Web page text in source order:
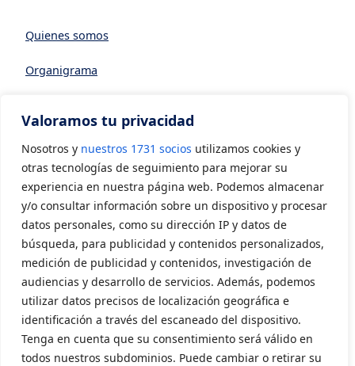
Valoramos tu privacidad
Nosotros y nuestros 1731 socios utilizamos cookies y
otras tecnologías de seguimiento para mejorar su
experiencia en nuestra página web. Podemos almacenar
y/o consultar información sobre un dispositivo y procesar
datos personales, como su dirección IP y datos de
búsqueda, para publicidad y contenidos personalizados,
medición de publicidad y contenidos, investigación de
audiencias y desarrollo de servicios. Además, podemos
utilizar datos precisos de localización geográfica e
identificación a través del escaneado del dispositivo.
Tenga en cuenta que su consentimiento será válido en
todos nuestros subdominios. Puede cambiar o retirar su
Quienes somos
Organigrama
Asociarse a AVIA
CONTACTO
Contacto
LEGAL
Aviso Legal
Política de privacidad
Política de cookies